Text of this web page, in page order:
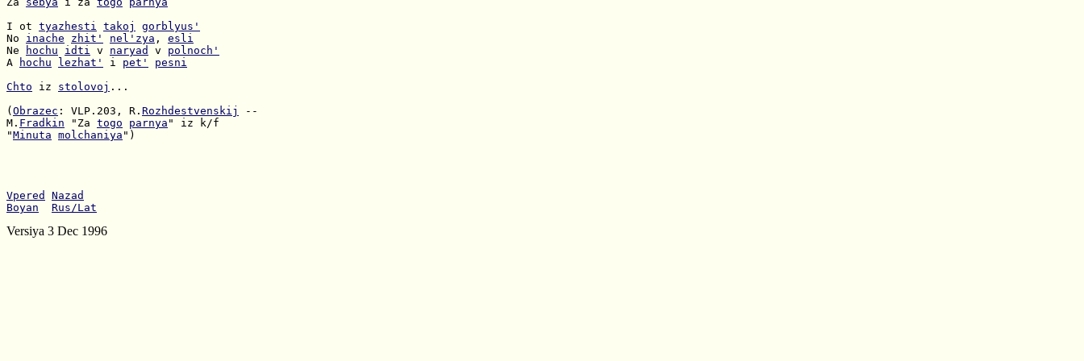
I ot tyazhesti takoj
gorblyus'
No inache zhit' nel'zya , esli
Ne
hochu idti v naryad v polnoch'
A
hochu lezhat' i pet'
pesni
Chto iz stolovoj ...
( Obrazec : VLP.203, R. Rozhdestvenskij
M. Fradkin "Za togo parnya
"Minuta molchaniya ")
Vpered
Nazad
Boyan
Rus/Lat
Versiya 3 Dec 1996